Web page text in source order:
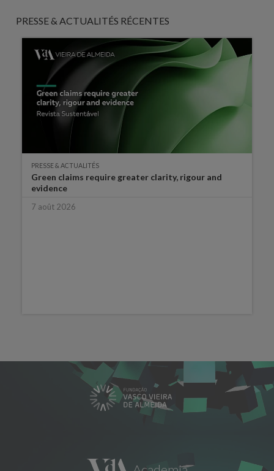
PRESSE & ACTUALITÉS RÉCENTES
PRESSE & ACTUALITÉS
Green claims require greater clarity, rigour and
evidence
7 août 2026